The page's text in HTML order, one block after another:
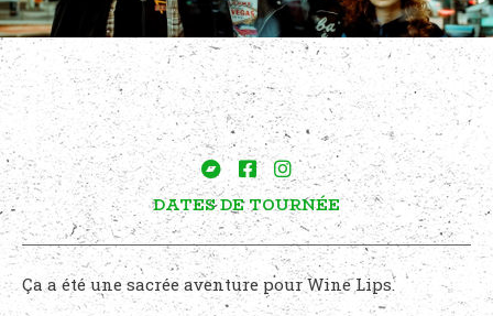
DATES DE TOURNÉE
Ça a été une sacrée aventure pour Wine Lips.